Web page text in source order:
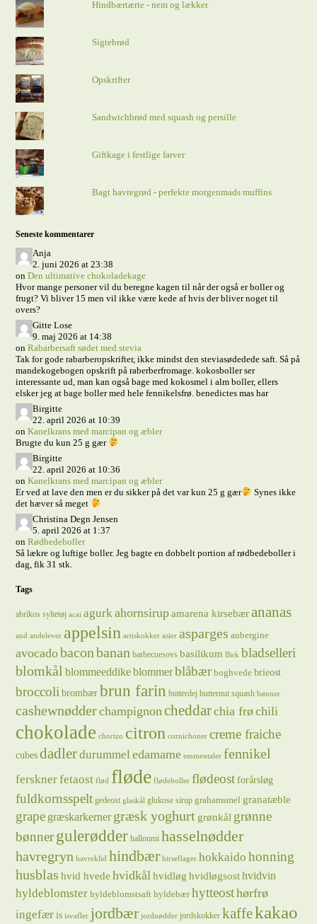
Hindbærtærte - nem og lækker
Sigtebrød
Opskrifter
Sandwichbrød med squash og persille
Giftkage i festlige farver
Bagt havregrød - perfekte morgenmads muffins
Seneste kommentarer
Anja
2. juni 2026 at 23:38
onDen ultimative chokoladekage
Hvor mange personer vil du beregne kagen til når der også er boller og
frugt? Vi bliver 15 men vil ikke være kede af hvis der bliver noget til
overs?
Gitte Lose
9. maj 2026 at 14:38
onRabarbersaft sødet med stevia
Tak for gode rabarberopskrifter, ikke mindst den steviasødedede saft. Så på
mandekogebogen opskrift på raberberfromage. kokosboller ser
interessante ud, man kan også bage med kokosmel i alm boller, ellers
elsker jeg at bage boller med hele fennikelsfrø. benedictes mas har
Birgitte
22. april 2026 at 10:39
onKanelkrans med marcipan og æbler
Brugte du kun 25 g gær
Birgitte
22. april 2026 at 10:36
onKanelkrans med marcipan og æbler
Er ved at lave den men er du sikker på det var kun 25 g gær
Synes ikke
det hæver så meget
Christina Degn Jensen
5. april 2026 at 1:37
onRødbedeboller
Så lækre og luftige boller. Jeg bagte en dobbelt portion af rødbedeboller i
dag, fik 31 stk.
Tags
abrikos syltetøj acai agurkahornsirupamarena kirsebærananas
and andelever appelsin artiskokker asier asparges aubergine
avocadobaconbanan barbecuesovs basilikum Birk bladselleri
blomkål blommeeddikeblommerblåbær boghvede brieost
broccoli brombær brun farin butterdej butternut squash bønner
cashewnødderchampignoncheddarchia frøchili
chokolade chorizo citron cornichoner creme fraiche
cubes dadlerdurummeledamame emmentaler fennikel
fersknerfetaost flød fløde flødeboller flødeost forårsløg
fuldkornsspelt gedeost glaskål glukose sirup grahamsmel granatæble
grape græskarkernergræsk yoghurt grønkål grønne
bønnergulerødder halloumi hasselnødder
havregryn havreklid hindbær hirseflager hokkaido honning
husblas hvid hvede hvidkålhvidløg hvidløgsost hvidvin
hyldeblomster hyldeblomstsaft hyldebær hytteosthørfrø
ingefær is isvafler jordbær jordnødder jordskokker kaffekakao